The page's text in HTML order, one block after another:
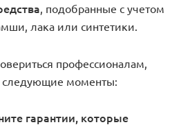
, подобранные с учетом
лака или синтетики.
профессионалам,
следующие моменты:
гарантии, которые